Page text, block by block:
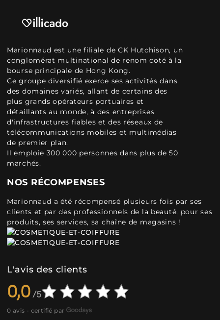
Marionnaud est une filiale de CK Hutchison, un
conglomérat multinational de renom coté à la
bourse principale de Hong Kong.
Ce groupe diversifié exerce ses activités dans
des domaines variés, allant de certains des
plus grands opérateurs portuaires et
détaillants au monde, à des entreprises
d'infrastructures fiables et des réseaux de
télécommunications mobiles et multimédias
de premier plan.
Il emploie 300 000 personnes dans plus de 50
marchés.
NOS RÉCOMPENSES
Marionnaud a été récompensé plusieurs fois par ses
clients et par des professionnels de la beauté, pour ses
produits, ses services, sa chaîne de magasins !
L'avis des clients
0,0
0 avis - certifié par